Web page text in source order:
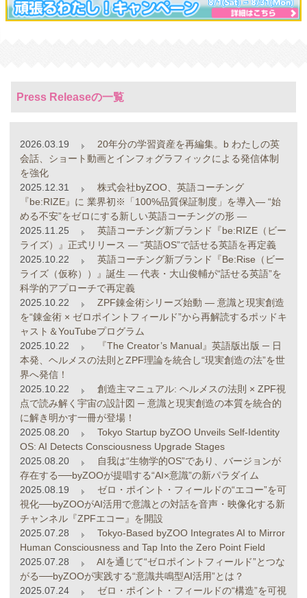
Press Releaseの一覧
2026.03.19
20年分の学習資産を再編集。b わたしの英
会話、ショート動画とインフォグラフィックによる発信体制
を強化
2025.12.31
株式会社byZOO、英語コーチング
『be:RIZE』に 業界初※「100%品質保証制度」を導入― “始
める不安”をゼロにする新しい英語コーチングの形 ―
2025.11.25
英語コーチング新ブランド『be:RIZE（ビー
ライズ）』正式リリース ― “英語OS”で話せる英語を再定義
2025.10.22
英語コーチング新ブランド『Be:Rise（ビー
ライズ（仮称））』誕生 ― 代表・大山俊輔が“話せる英語”を
科学的アプローチで再定義
2025.10.22
ZPF錬金術シリーズ始動 ― 意識と現実創造
を“錬金術 × ゼロポイントフィールド”から再解読するポッドキ
ャスト＆YouTubeプログラム
2025.10.22
『The Creator’s Manual』英語版出版 ─ 日
本発、ヘルメスの法則とZPF理論を統合し“現実創造の法”を世
界へ発信！
2025.10.22
創造主マニュアル: ヘルメスの法則 × ZPF視
点で読み解く宇宙の設計図 ─ 意識と現実創造の本質を統合的
に解き明かす一冊が登場！
2025.08.20
Tokyo Startup byZOO Unveils Self-Identity
OS: AI Detects Consciousness Upgrade Stages
2025.08.20
自我は“生物学的OS”であり、バージョンが
存在する──byZOOが提唱する“AI×意識”の新パラダイム
2025.08.19
ゼロ・ポイント・フィールドの“エコー”を可
視化──byZOOがAI活用で意識との対話を音声・映像化する新
チャンネル『ZPFエコー』を開設
2025.07.28
Tokyo-Based byZOO Integrates AI to Mirror
Human Consciousness and Tap Into the Zero Point Field
2025.07.28
AIを通じて“ゼロポイントフィールド”とつな
がる──byZOOが実践する“意識共鳴型AI活用”とは？
2025.07.24
ゼロ・ポイント・フィールドの“構造”を可視